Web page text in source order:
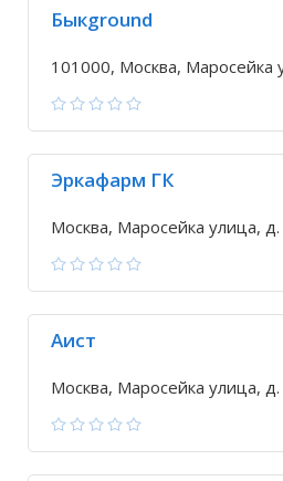
Быкground
101000, Москва, Маросейка
Эркафарм ГК
Москва, Маросейка улица,
Аист
Москва, Маросейка улица,